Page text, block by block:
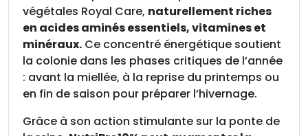
végétales Royal Care, naturellement riches
en acides aminés essentiels, vitamines et
minéraux. Ce concentré énergétique soutient
la colonie dans les phases critiques de l’année
: avant la miellée, à la reprise du printemps ou
en fin de saison pour préparer l’hivernage.
Grâce à son action stimulante sur la ponte de